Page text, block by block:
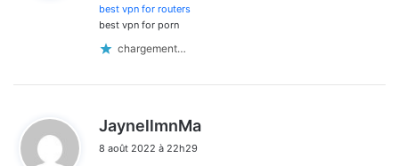
best vpn for routers
best vpn for porn
chargement…
JaynellmnMa
8 août 2022 à 22h29